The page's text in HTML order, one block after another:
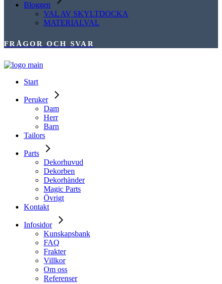
Bloggen
VAL AV SKYLTDOCKA
MATERIALVAL
FRÅGOR OCH SVAR
Start
Peruker
Dam
Herr
Barn
Tailors
Parts
Dekorhuvud
Dekorben
Dekorhänder
Magic Parts
Övrigt
Kontakt
Infosidor
Kunskapsbank
FAQ
Frakter
Villkor
Om oss
Referenser